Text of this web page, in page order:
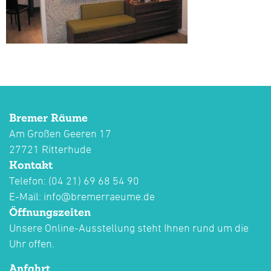
Bremer Räume
Am Großen Geeren 17
27721 Ritterhude
Kontakt
Telefon: (04 21) 69 68 54 90
E-Mail: info@bremerraeume.de
Öffnungszeiten
Unsere Online-Ausstellung steht Ihnen rund um die
Uhr offen.